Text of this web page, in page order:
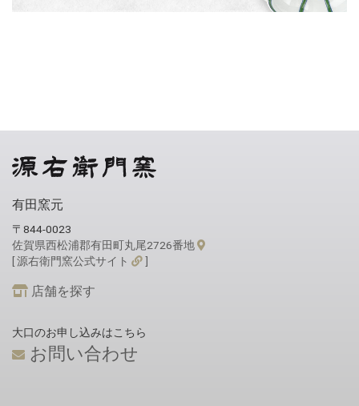
有田窯元
〒844-0023
佐賀県西松浦郡有田町丸尾2726番地
[ 源右衛門窯公式サイト
]
店舗を探す
大口のお申し込みはこちら
お問い合わせ